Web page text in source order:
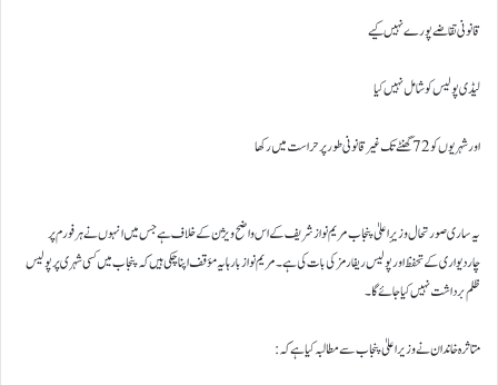
قانونی تقاضے پورے نہیں کیے
لیڈی پولیس کو شامل نہیں کیا
اور شہریوں کو 72 گھنٹے تک غیرقانونی طور پر حراست میں رکھا
یہ ساری صورتحال وزیرِاعلیٰ پنجاب مریم نواز شریف کے اس واضح ویژن کے خلاف ہے جس میں انہوں نے ہر فورم پر
چاردیواری کے تحفظ اور پولیس ریفارمز کی بات کی ہے۔ مریم نواز بارہا یہ مؤقف اپنا چکی ہیں کہ پنجاب میں کسی شہری پر پولیس
ظلم برداشت نہیں کیا جائے گا۔
متاثرہ خاندان نے وزیراعلیٰ پنجاب سے مطالبہ کیا ہے کہ: